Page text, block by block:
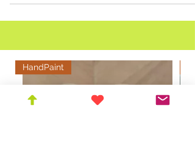
HandPaint